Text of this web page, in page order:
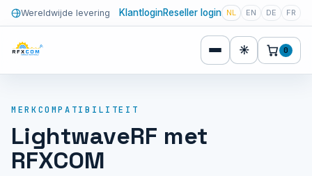
Wereldwijde levering KlantloginReseller login NL EN DE FR
☀ 0
MERKCOMPATIBILITEIT
LightwaveRF met
RFXCOM